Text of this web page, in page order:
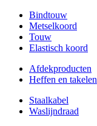
Bindtouw
Metselkoord
Touw
Elastisch koord
Afdekproducten
Heffen en takelen
Staalkabel
Waslijndraad